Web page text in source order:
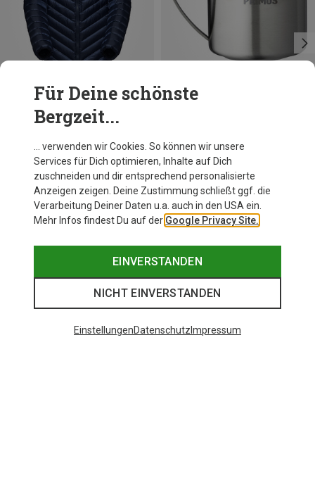
Du sparst 21%
Primus
4-Season 0.3 Becher
12,63 €
Für Deine schönste
Bergzeit...
… verwenden wir Cookies. So können wir unsere
Services für Dich optimieren, Inhalte auf Dich
zuschneiden und dir entsprechend personalisierte
Anzeigen zeigen. Deine Zustimmung schließt ggf. die
Verarbeitung Deiner Daten u.a. auch in den USA ein.
Mehr Infos findest Du auf der Google Privacy Site.
EINVERSTANDEN
NICHT EINVERSTANDEN
EinstellungenDatenschutz Impressum